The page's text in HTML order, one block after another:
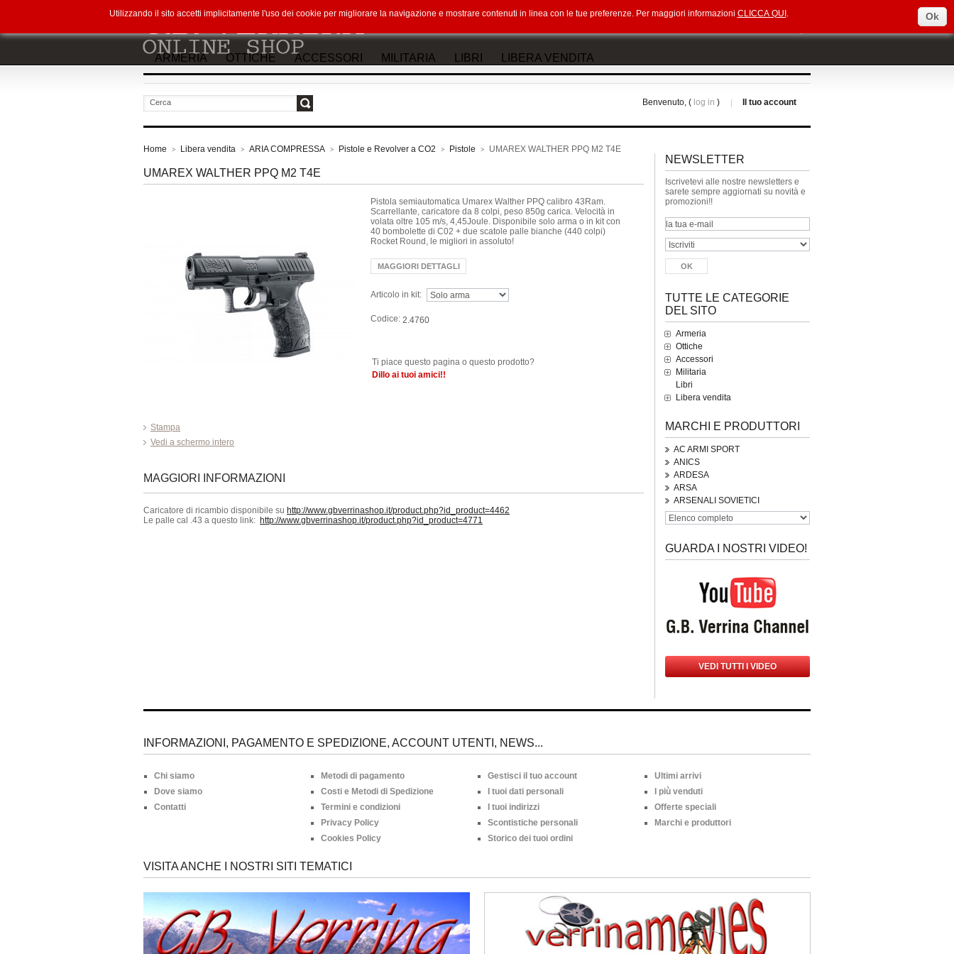
ARMERIA OTTICHE ACCESSORI MILITARIA LIBRI LIBERA VENDITA
Il tuo account
Benvenuto, ( log in )
Home > Libera vendita > ARIA COMPRESSA > Pistole e Revolver a CO2 > Pistole > UMAREX WALTHER PPQ M2 T4E
UMAREX WALTHER PPQ M2 T4E
Stampa
Vedi a schermo intero
Pistola semiautomatica Umarex Walther PPQ calibro 43Ram.
Scarrellante, caricatore da 8 colpi, peso 850g carica. Velocità in
volata oltre 105 m/s, 4,45Joule. Disponibile solo arma o in kit con
40 bombolette di C02 + due scatole palle bianche (440 colpi)
Rocket Round, le migliori in assoluto!
MAGGIORI DETTAGLI
Articolo in kit:
Codice: 2.4760
Ti piace questo pagina o questo prodotto?
Dillo ai tuoi amici!!
MAGGIORI INFORMAZIONI
Caricatore di ricambio disponibile su http://www.gbverrinashop.it/product.php?id_product=4462
Le palle cal .43 a questo link: http://www.gbverrinashop.it/product.php?id_product=4771
NEWSLETTER
Iscrivetevi alle nostre newsletters e
sarete sempre aggiornati su novità e
promozioni!!
TUTTE LE CATEGORIE
DEL SITO
Armeria
Ottiche
Accessori
Militaria
Libri
Libera vendita
MARCHI E PRODUTTORI
AC ARMI SPORT
ANICS
ARDESA
ARSA
ARSENALI SOVIETICI
GUARDA I NOSTRI VIDEO!
VEDI TUTTI I VIDEO
INFORMAZIONI, PAGAMENTO E SPEDIZIONE, ACCOUNT UTENTI, NEWS...
Chi siamo
Dove siamo
Contatti
Metodi di pagamento
Costi e Metodi di Spedizione
Termini e condizioni
Privacy Policy
Cookies Policy
Gestisci il tuo account
I tuoi dati personali
I tuoi indirizzi
Scontistiche personali
Storico dei tuoi ordini
Ultimi arrivi
I più venduti
Offerte speciali
Marchi e produttori
VISITA ANCHE I NOSTRI SITI TEMATICI
Utilizzando il sito accetti implicitamente l'uso dei cookie per migliorare la navigazione e mostrare contenuti in linea con le tue preferenze. Per maggiori informazioni CLICCA QUI . Ok